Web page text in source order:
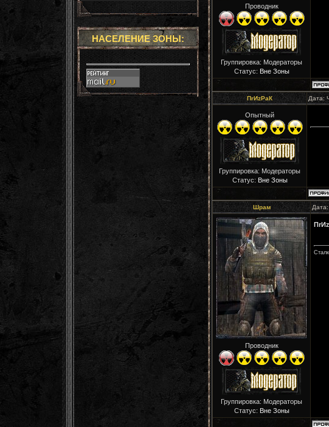
НАСЕЛЕНИЕ ЗОНЫ:
Проводник
Группировка: Модераторы
Статус: Вне Зоны
ПrИzРaК Дата:
Опытный
Группировка: Модераторы
Статус: Вне Зоны
Шрам
Проводник
Группировка: Модераторы
Статус: Вне Зоны